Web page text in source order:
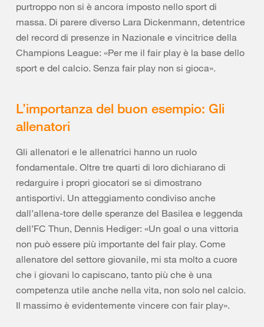
purtroppo non si è ancora imposto nello sport di
massa. Di parere diverso Lara Dickenmann, detentrice
del record di presenze in Nazionale e vincitrice della
Champions League: «Per me il fair play è la base dello
sport e del calcio. Senza fair play non si gioca».
L’importanza del buon esempio: Gli
allenatori
Gli allenatori e le allenatrici hanno un ruolo
fondamentale. Oltre tre quarti di loro dichiarano di
redarguire i propri giocatori se si dimostrano
antisportivi. Un atteggiamento condiviso anche
dall’allena-tore delle speranze del Basilea e leggenda
dell’FC Thun, Dennis Hediger: «Un goal o una vittoria
non può essere più importante del fair play. Come
allenatore del settore giovanile, mi sta molto a cuore
che i giovani lo capiscano, tanto più che è una
competenza utile anche nella vita, non solo nel calcio.
Il massimo è evidentemente vincere con fair play».